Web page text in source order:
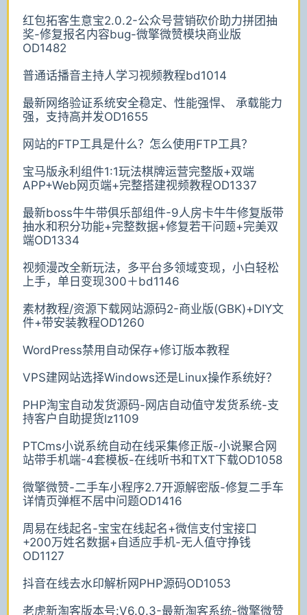
红包拓客生意宝2.0.2-公众号营销砍价助力拼团抽
奖-修复报名内容bug-微擎微赞模块商业版
OD1482
普通话播音主持人学习视频教程bd1014
最新网络验证系统安全稳定、性能强悍、 承载能力
强，支持高并发OD1655
网站的FTP工具是什么？怎么使用FTP工具？
宝马版永利组件1:1玩法棋牌运营完整版+双端
APP+Web网页端+完整搭建视频教程OD1337
最新boss牛牛带俱乐部组件-9人房卡牛牛修复版带
抽水和积分功能+完整数据+修复若干问题+完美双
端OD1334
视频漫改全新玩法，多平台多领域变现，小白轻松
上手，单日变现300＋bd1146
素材教程/资源下载网站源码2-商业版(GBK)+DIY文
件+带安装教程OD1260
WordPress禁用自动保存+修订版本教程
VPS建网站选择Windows还是Linux操作系统好？
PHP淘宝自动发货源码-网店自动值守发货系统-支
持客户自助提货lz1109
PTCms小说系统自动在线采集修正版-小说聚合网
站带手机端-4套模板-在线听书和TXT下载OD1058
微擎微赞-二手车小程序2.7开源解密版-修复二手车
详情页弹框不居中问题OD1416
周易在线起名-宝宝在线起名+微信支付宝接口
+200万姓名数据+自适应手机-无人值守挣钱
OD1127
抖音在线去水印解析网PHP源码OD1053
老虎新淘客版本号:V6.0.3-最新淘客系统-微擎微赞